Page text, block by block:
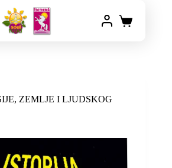
ZEMLJE I LJUDSKOG